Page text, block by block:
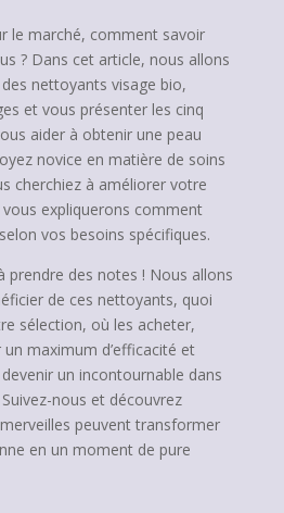
le marché, comment savoir
? Dans cet article, nous allons
des nettoyants visage bio,
et vous présenter les cinq
aider à obtenir une peau
novice en matière de soins
cherchiez à améliorer votre
expliquerons comment
vos besoins spécifiques.
prendre des notes ! Nous allons
de ces nettoyants, quoi
sélection, où les acheter,
maximum d’efficacité et
un incontournable dans
nous et découvrez
peuvent transformer
en un moment de pure